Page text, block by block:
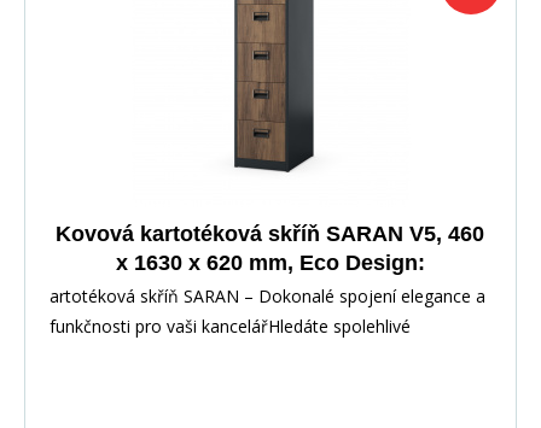
Kovová kartotéková skříň SARAN V5, 460
x 1630 x 620 mm, Eco Design:
antracitová/ořech
artotéková skříň SARAN – Dokonalé spojení elegance a
funkčnosti pro vaši kancelářHledáte spolehlivé